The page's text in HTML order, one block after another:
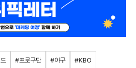
#프로구단 #야구 #KBO